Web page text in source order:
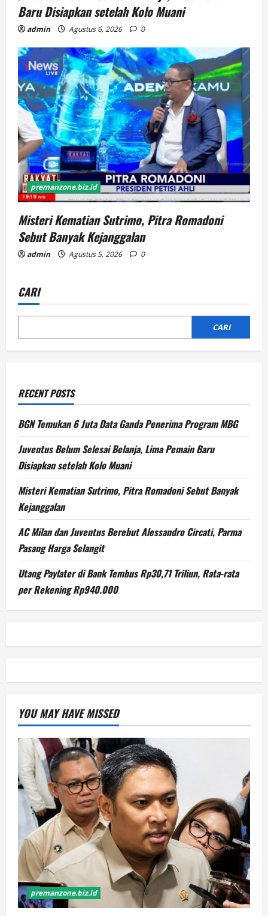
Baru Disiapkan setelah Kolo Muani
admin Agustus 6, 2026 0
premanzone.biz.id
Misteri Kematian Sutrimo, Pitra Romadoni
Sebut Banyak Kejanggalan
admin Agustus 5, 2026 0
CARI
CARI
RECENT POSTS
BGN Temukan 6 Juta Data Ganda Penerima Program MBG
Juventus Belum Selesai Belanja, Lima Pemain Baru
Disiapkan setelah Kolo Muani
Misteri Kematian Sutrimo, Pitra Romadoni Sebut Banyak
Kejanggalan
AC Milan dan Juventus Berebut Alessandro Circati, Parma
Pasang Harga Selangit
Utang Paylater di Bank Tembus Rp30,71 Triliun, Rata-rata
per Rekening Rp940.000
YOU MAY HAVE MISSED
premanzone.biz.id